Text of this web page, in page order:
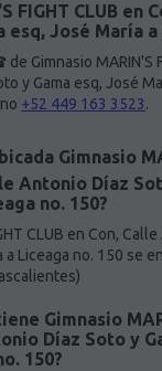
FIGHT CLUB en
esq, José María a
Gimnasio MARIN'S
y Gama esq, José
+52 449 163 3523.
Gimnasio
Antonio Díaz
no. 150?
CLUB en Con,
a Liceaga no. 150 se
Gimnasio
Díaz Soto y
150?